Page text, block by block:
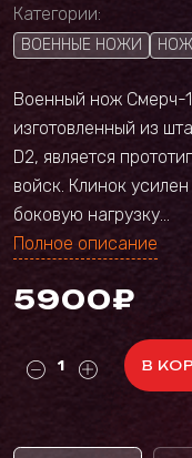
Категории:
ВОЕННЫЕ НОЖИ
Военный нож Смерч-
изготовленный из
D2, является
войск. Клинок
боковую нагрузку...
Полное описание
5900₽
В